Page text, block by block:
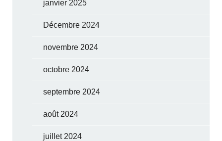
janvier 2025
Décembre 2024
novembre 2024
octobre 2024
septembre 2024
août 2024
juillet 2024